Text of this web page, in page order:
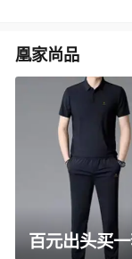
凰家尚品